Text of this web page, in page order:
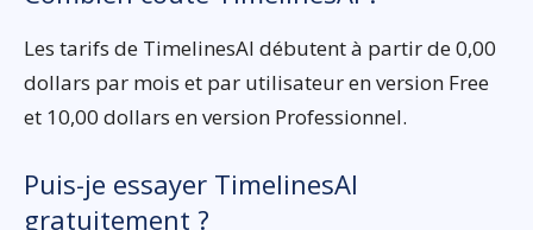
Les tarifs de TimelinesAI débutent à partir de 0,00
dollars par mois et par utilisateur en version Free
et 10,00 dollars en version Professionnel.
Puis-je essayer TimelinesAI
gratuitement ?